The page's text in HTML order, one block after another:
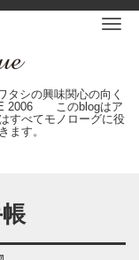
タシの興味関心の向く
2006 このblogはア
すべてモノローグに役
ます。